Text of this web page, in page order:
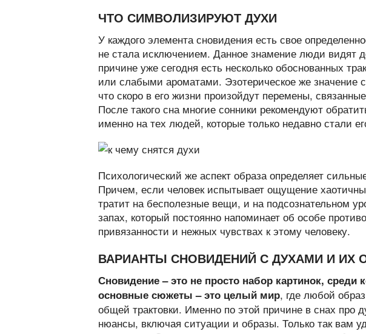
ЧТО СИМВОЛИЗИРУЮТ ДУХИ
У каждого элемента сновидения есть свое
не стала исключением. Данное знамение люди видят
причине уже сегодня есть несколько обоснованных
или слабыми ароматами. Эзотерическое же значение
что скоро в его жизни произойдут перемены,
После такого сна многие сонники рекомендуют
именно на тех людей, которые только недавно стали
Психологический же аспект образа определяет
Причем, если человек испытывает ощущение
тратит на бесполезные вещи, и на подсознательном
запах, который постоянно напоминает об особе
привязанности и нежных чувствах к этому человеку.
ВАРИАНТЫ СНОВИДЕНИЙ С ДУХАМИ И ИХ
Сновидение – это не просто набор картинок,
основные сюжеты – это целый мир, где любой
общей трактовки. Именно по этой причине в снах про
нюансы, включая ситуации и образы. Только так вам